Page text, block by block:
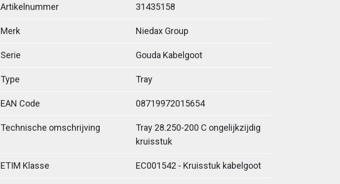
Artikelnummer 31435158
Merk Niedax Group
Serie Gouda Kabelgoot
Type Tray
EAN Code 08719972015654
Technische omschrijving
Tray 28.250-200 C ongelijkzijdig
kruisstuk
ETIM Klasse EC001542 - Kruisstuk kabelgoot